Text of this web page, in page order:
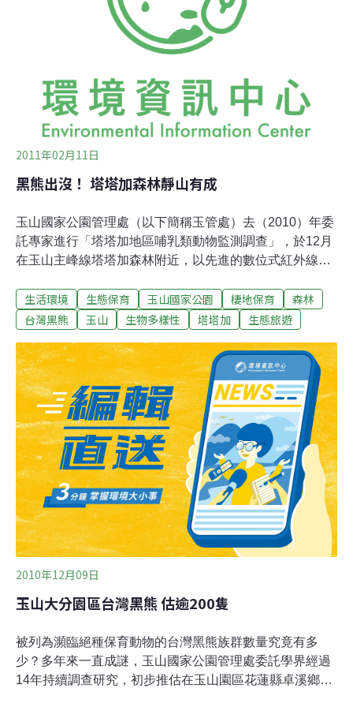
究成果，乃分析研究團隊2008年2月至2009年2月於花蓮
大分地區野外採集的112撮黑熊毛髮及290個排遺樣本，總
共鑑識出100隻不同的黑熊個體，其中90%只出現於2008
灣黑熊出現於大分的頻度隨季節
2011年02月11日
黑熊出沒！ 塔塔加森林靜山有成
玉山國家公園管理處（以下簡稱玉管處）去（2010）年委
託專家進行「塔塔加地區哺乳類動物監測調查」，於12月
在玉山主峰線塔塔加森林附近，以先進的數位式紅外線自
得好、台灣黑熊到處跑，玉管處除了欣慰，更要提醒登山
客做好和黑熊面對面的準備，踏足塔塔加，務必結伴、了
象，由圖片初判為狀況良好的成熊，玉管處保育課長蘇志
峰說，需進一步了解日前於步道附近攝得的台灣黑熊究竟
為偶發事件，或為該處台灣黑熊之長期穩定行動路徑。發
現黑熊的地點接近玉山主峰線孟祿亭下邊坡（海拔約3000
公尺），雖原為台灣黑熊棲地，但因此地為登山客行經路
線，使得黑熊逐漸遠離。近幾年玉管處透過每年固定長達
一個月的「靜山」季，不接受旅客登山的申請，以及排雲
山莊整修，使大自然得以休養生息，可能因這些保育作為
降低了人為干擾，因此黑熊也逐漸回到原棲息
生活環境 生態保育 玉山國家公園 棲地保育
森林
台灣黑熊
玉山 生物多樣性 塔塔加 生態旅遊
2010年12月09日
玉山大分園區台灣黑熊 估逾200隻
被列為瀕臨絕種保育動物的台灣黑熊族群數量究竟有多
少？多年來一直成謎，玉山國家公園管理處委託學界經過
14年持續調查研究，初步推估在玉山園區花蓮縣卓溪鄉大